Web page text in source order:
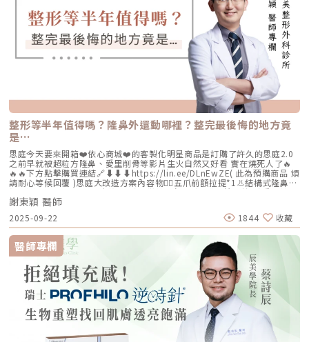
整形等半年值得嗎？隆鼻外還動哪裡？整完最後悔的地方竟
是…
思庭今天要來開箱❤️依心商城❤️的客製化明星商品是訂購了許久的思庭2.0
之前早就被超粒方隆鼻、愛里削骨等影片生火自然又好看 實在燒死人了🔥
🔥🔥下方點擊購買連結🔗⬇️⬇️⬇️https://lin.ee/DLnEwZE( 此為預購商品 煩
請耐心等候回覆 )思庭大改造方案內容物💁‍♀️五爪前額拉提*1👃結構式隆鼻*1
(加購縮鼻翼、敲鼻骨、貴族手術)👄微笑嘴角*1 (加購嘴邊肉拉提)重點摘
要：00:00 搶先看⚡⚡01:43 開箱手術方案內容物02:02 上臉眉眼分析 : 五
爪前額拉提02:36 中臉隆鼻分析 : 結構式隆鼻合併貴族手術03:58 下臉唇巴
分析 : 微笑嘴角+嘴扁肉拉提04:43 華麗買家秀05:25 五星好評分享
⭐⭐⭐⭐⭐▸▸歡迎合作洽談：followheart.marketing@gmail.com◂◂依心唯
美整形外科診所地址｜台北市信義區基隆路二段15號2樓電話｜（02）
2345-6777官方網站｜https://www.followheart.com.tw/官方諮詢｜
https://follow-heart.com/line臉書粉專｜https://follow-
heart.com/case_fbIG追起來｜https://follow-
heart.com/case_igWeChat ID｜Dr_followheart
謝東穎 醫師
2025-09-22 1844 收藏
醫師專欄